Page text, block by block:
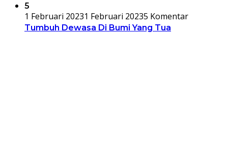
5
1 Februari 20231 Februari 20235 Komentar
Tumbuh Dewasa Di Bumi Yang Tua